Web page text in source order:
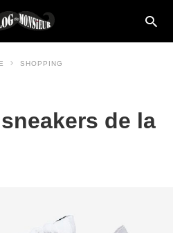
SHOPPING
de la